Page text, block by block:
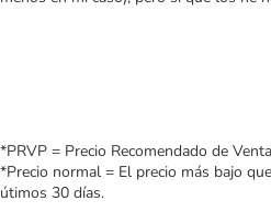
*PRVP = Precio Recomendado de
*Precio normal = El precio más bajo
útimos 30 días.